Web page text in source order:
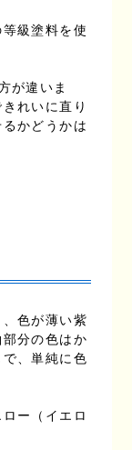
級塗料を使
が違いま
れいに直り
かどうかは
色が薄い紫
分の色はか
、単純に色
ー（イエロ